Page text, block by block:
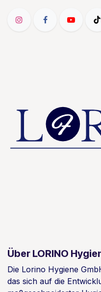
Über LORINO
Die Lorino Hygiene
das sich auf die